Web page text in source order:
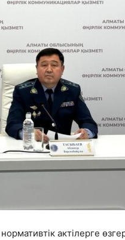
актілерге